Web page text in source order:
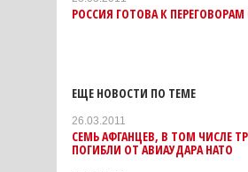
РОССИЯ ГОТОВА К
ЕЩЕ НОВОСТИ ПО ТЕМЕ
26.03.2011
СЕМЬ АФГАНЦЕВ, В ТОМ ЧИСЛЕ
ПОГИБЛИ ОТ АВИАУДАРА НАТО